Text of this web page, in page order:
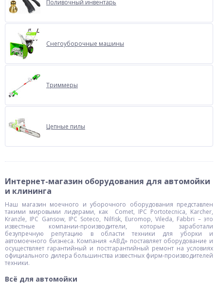
Поливочный инвентарь
Cнегоуборочные машины
Триммеры
Цепные пилы
Интернет-магазин оборудования для автомойки
и клининга
Наш магазин моечного и уборочного оборудования представлен
такими мировыми лидерами, как Comet, IPC Portotecnica, Karcher,
Kranzle, IPC Gansow, IPC Soteco, Nilfisk, Euromop, Vileda, Fabbri – это
известные компании-производители, которые заработали
безупречную репутацию в области техники для уборки и
автомоечного бизнеса. Компания «АВД» поставляет оборудование и
осуществляет гарантийный и постгарантийный ремонт на условиях
официального дилера большинства известных фирм-производителей
техники.
Всё для автомойки